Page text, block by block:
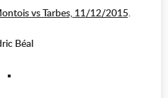
vs Tarbes, 11/12/2015.
Béal